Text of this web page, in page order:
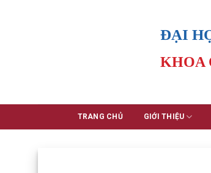
ĐẠI
KHOA
TRANG CHỦ GIỚI THIỆU